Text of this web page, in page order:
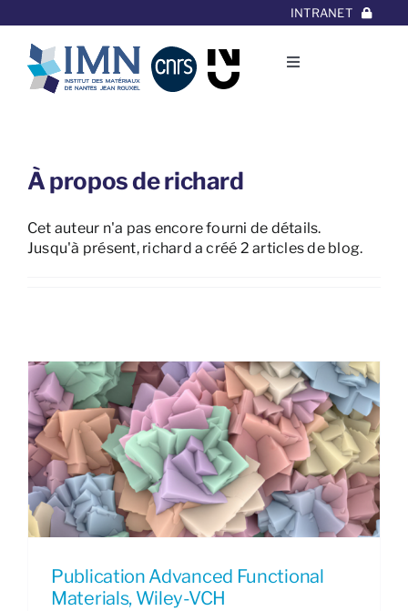
au
contenu
INTRANET
Toggle
Thématiques
Equipes
À propos derichard
Cet auteur n'a pas encore fourni de détails.
Jusqu'à présent, richard a créé 2 articles de blog.
Publication Advanced Functional
Materials, Wiley-VCH